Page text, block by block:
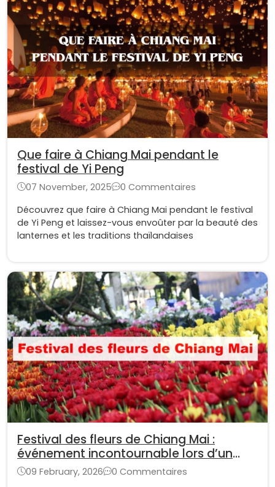
Que faire à Chiang Mai pendant le
festival de Yi Peng
07 November, 2025
0 Commentaires
Découvrez que faire à Chiang Mai pendant le festival
de Yi Peng et laissez-vous envoûter par la beauté des
lanternes et les traditions thaïlandaises
Festival des fleurs de Chiang Mai :
événement incontournable lors d’un
voyage en Thaïlande
09 February, 2026
0 Commentaires